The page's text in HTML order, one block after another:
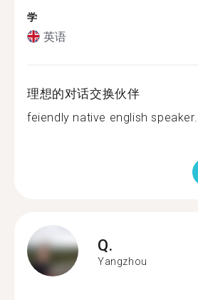
学
英语
理想的对话交换伙伴
feiendly native english speaker...
Q.
Yangzhou